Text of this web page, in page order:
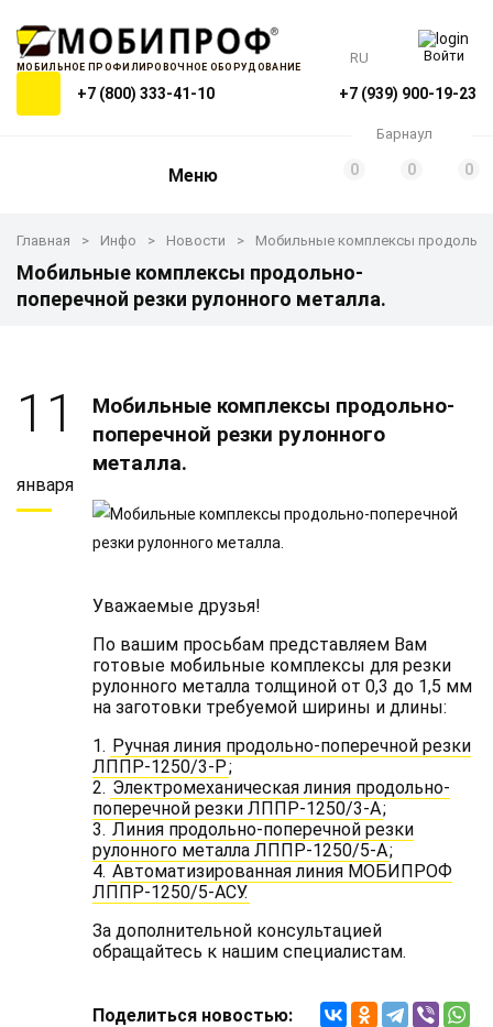
МОБИЛЬНОЕ ПРОФИЛИРОВОЧНОЕ ОБОРУДОВАНИЕ
+7 (800) 333-41-10 +7 (939) 900-19-23
RU Войти
Барнаул
Меню 0 0 0
Главная Инфо Новости Мобильные комплексы
Мобильные комплексы продольно-
поперечной резки рулонного металла.
11
января
Мобильные комплексы продольно-
поперечной резки рулонного
металла.
Уважаемые друзья!
По вашим просьбам представляем Вам
готовые мобильные комплексы для резки
рулонного металла толщиной от 0,3 до 1,5 мм
на заготовки требуемой ширины и длины:
1. Ручная линия продольно-поперечной резки
ЛППР-1250/3-Р;
2. Электромеханическая линия продольно-
поперечной резки ЛППР-1250/3-А;
3. Линия продольно-поперечной резки
рулонного металла ЛППР-1250/5-А;
4. Автоматизированная линия МОБИПРОФ
ЛППР-1250/5-АСУ.
За дополнительной консультацией
обращайтесь к нашим специалистам.
Поделиться новостью: